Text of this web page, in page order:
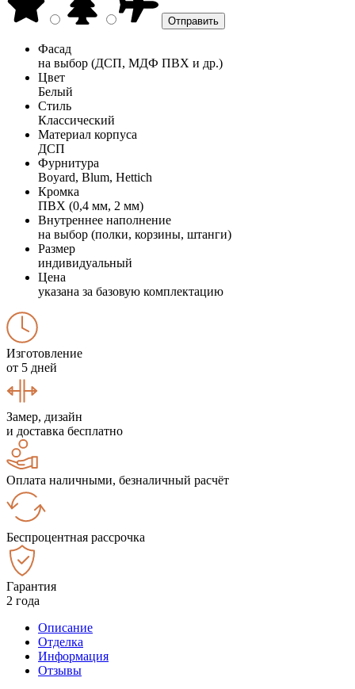
Фасад
на выбор (ДСП, МДФ ПВХ и др.)
Цвет
Белый
Стиль
Классический
Материал корпуса
ДСП
Фурнитура
Boyard, Blum, Hettich
Кромка
ПВХ (0,4 мм, 2 мм)
Внутреннее наполнение
на выбор (полки, корзины, штанги)
Размер
индивидуальный
Цена
указана за базовую комплектацию
Изготовление
от 5 дней
Замер, дизайн
и доставка бесплатно
Оплата наличными, безналичный расчёт
Беспроцентная рассрочка
Гарантия
2 года
Описание
Отделка
Информация
Отзывы